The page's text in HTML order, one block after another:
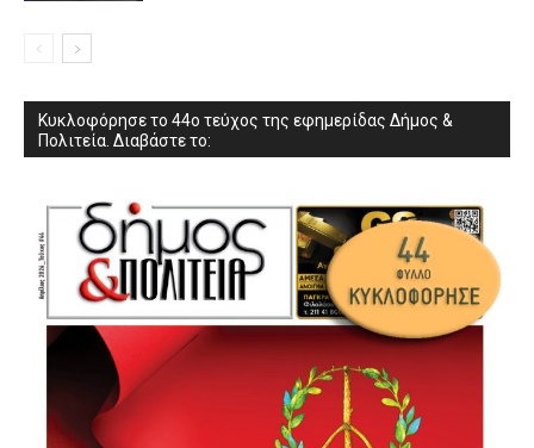
Κυκλοφόρησε το 44ο τεύχος της εφημερίδας Δήμος &
Πολιτεία. Διαβάστε το: